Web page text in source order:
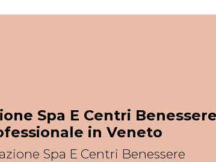
Spa E Centri Benessere
in Veneto
Spa E Centri Benessere